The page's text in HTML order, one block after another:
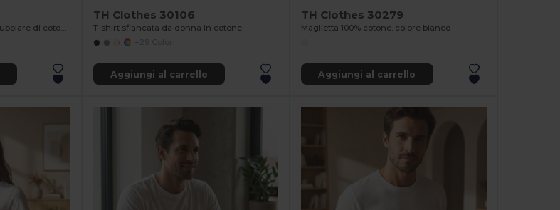
T-shirt da uomo in formato tubolare di cotone
TH Clothes 30106
T-shirt sfiancata da donna in cotone
Aggiungi al carrello
TH Clothes 30279
Maglietta 100% cotone. colore bianco
Aggiungi al carrello